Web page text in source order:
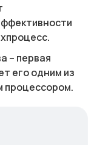
– первая
его одним из
процессором.